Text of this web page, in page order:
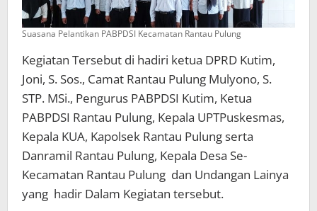
Suasana Pelantikan PABPDSI Kecamatan Rantau Pulung
Kegiatan Tersebut di hadiri ketua DPRD Kutim,
Joni, S. Sos., Camat Rantau Pulung Mulyono, S.
STP. MSi., Pengurus PABPDSI Kutim, Ketua
PABPDSI Rantau Pulung, Kepala UPTPuskesmas,
Kepala KUA, Kapolsek Rantau Pulung serta
Danramil Rantau Pulung, Kepala Desa Se-
Kecamatan Rantau Pulung dan Undangan Lainya
yang hadir Dalam Kegiatan tersebut.